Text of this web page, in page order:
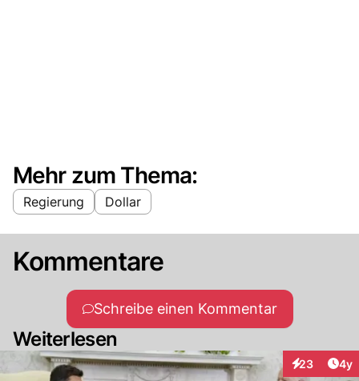
Mehr zum Thema:
Regierung Dollar
Kommentare
Schreibe einen Kommentar
Weiterlesen
23
Interaktionen
4y